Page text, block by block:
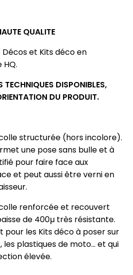
QUALITE
et Kits déco en
TECHNIQUES DISPONIBLES,
DU PRODUIT.
structurée (hors incolore).
une pose sans bulle et à
pour faire face aux
et peut aussi être verni en
renforcée et recouvert
de 400µ très résistante.
pour les Kits déco à poser sur
plastiques de moto... et qui
élevée.